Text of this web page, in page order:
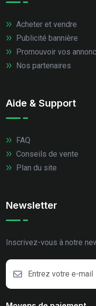
Acheter et vendre
Publicité bannière
Promouvoir vos
Nos partenaires
Aide & Support
FAQ
Conseils de vente
Plan du site
Newsletter
Inscrivez-vous à notre